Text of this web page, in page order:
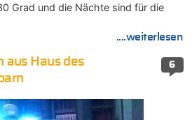
Grad und die Nächte sind für die
....weiterlesen
6
aus Haus des